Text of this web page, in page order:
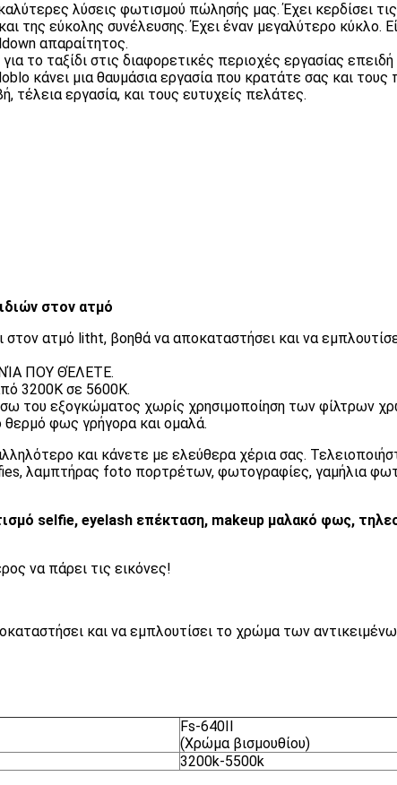
λύσεις φωτισμού πώλησής μας. Έχει κερδίσει
εύκολης συνέλευσης. Έχει έναν μεγαλύτερο κύκλο.
απαραίτητος.
το ταξίδι στις διαφορετικές περιοχές εργασίας
κάνει μια θαυμάσια εργασία που κρατάτε σας και
τέλεια εργασία, και τους ευτυχείς πελάτες.
στον ατμό
ατμό litht, βοηθά να αποκαταστήσει και να
ΠΟΥ ΘΈΛΕΤΕ.
3200K σε 5600K.
του εξογκώματος χωρίς χρησιμοποίηση των φίλτρων
θερμό φως γρήγορα και ομαλά.
και κάνετε με ελεύθερα χέρια σας.
λαμπτήρας foto πορτρέτων, φωτογραφίες, γαμήλια
selfie, eyelash επέκταση, makeup μαλακό φως,
να πάρει τις εικόνες!
και να εμπλουτίσει το χρώμα των
Fs-640II
(Χρώμα βισμουθίου)
3200k-5500k